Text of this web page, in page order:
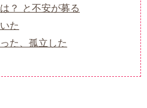
？ と不安が募る
た
た、孤立した